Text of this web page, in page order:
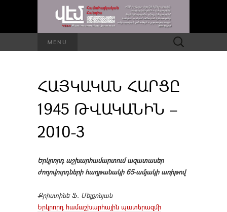
MENU Որոնել՝
ՀԱՅԿԱԿԱՆ ՀԱՐՑԸ
1945 ԹՎԱԿԱՆԻՆ –
2010-3
Երկրորդ աշխարհամարտում ազատասեր
ժողովուրդների հաղթանակի 65-ամյակի առիթով
Քրիստինե Ֆ. Մելքոնյան
Երկրորդ համաշխարհային պատերազմի